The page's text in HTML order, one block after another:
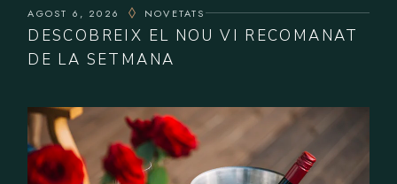
AGOST 6, 2026 NOVETATS
DESCOBREIX EL NOU VI RECOMANAT
DE LA SETMANA